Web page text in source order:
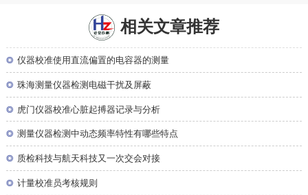
相关文章推荐
◎ 仪器校准使用直流偏置的电容器的测量
◎ 珠海测量仪器检测电磁干扰及屏蔽
◎ 虎门仪器校准心脏起搏器记录与分析
◎ 测量仪器检测中动态频率特性有哪些特点
◎ 质检科技与航天科技又一次交会对接
◎ 计量校准员考核规则